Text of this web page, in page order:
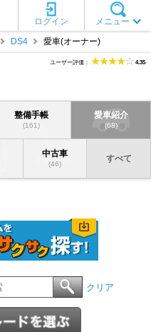
メニュー
ログイン
DS4 愛車(オーナー)
ユーザー評価： 4.35
整備手帳
(161)
愛車紹介
(68)
中古車
(46)
すべて
クリア